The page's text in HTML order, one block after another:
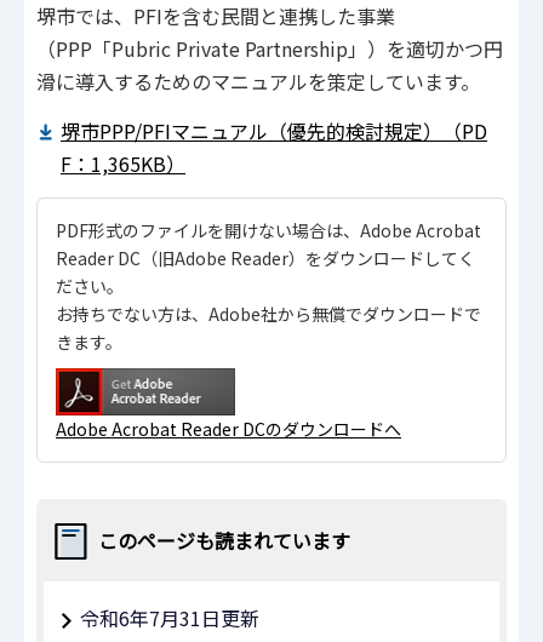
堺市では、PFIを含む民間と連携した事業
（PPP「Pubric Private Partnership」）を適切かつ円
滑に導入するためのマニュアルを策定しています。
堺市PPP/PFIマニュアル（優先的検討規定）（PD
F：1,365KB）
PDF形式のファイルを開けない場合は、Adobe Acrobat
Reader DC（旧Adobe Reader）をダウンロードしてく
ださい。
お持ちでない方は、Adobe社から無償でダウンロードで
きます。
Adobe Acrobat Reader DCのダウンロードへ
このページも読まれています
令和6年7月31日更新